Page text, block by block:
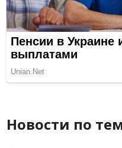
Новости по